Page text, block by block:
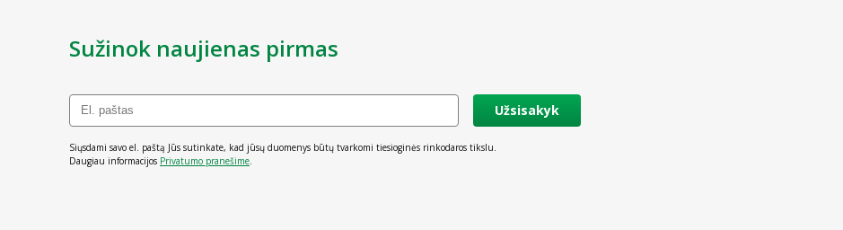
Sužinok naujienas pirmas
Užsisakyk
Siųsdami savo el. paštą Jūs sutinkate, kad jūsų duomenys būtų tvarkomi tiesioginės rinkodaros tikslu.
Daugiau informacijos Privatumo pranešime